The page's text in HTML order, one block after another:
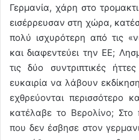
Γερμανία, χάρη στο
εισέρρευσαν στη χώρα,
πολύ ισχυρότερη από τις
και διαφεντεύει την ΕΕ;
τις δύο συντριπτικές
ευκαιρία να λάβουν
εχθρεύονται περισσότερο
κατέλαβε το Βερολίνο; Στο
που δεν έσβησε στον